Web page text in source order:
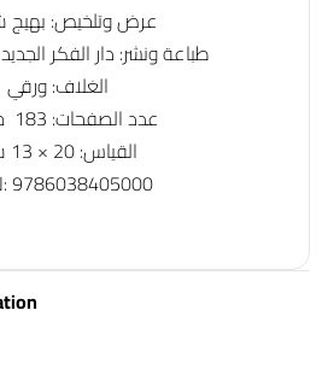
عرض وتلخيص: بهيج
طباعة ونشر: دار الفكر
الغلاف: ورقي
عدد الصفحات: 183 صفحة
القياس: 20 × 13 سم
9786038405000